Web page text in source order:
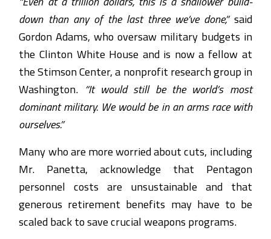
down than any of the last three we’ve done,”said
Gordon Adams, who oversaw military budgets in
the Clinton White House and is now a fellow at
the Stimson Center, a nonprofit research group in
Washington. “It would still be the world’s most
dominant military. We would be in an arms race with
ourselves.”
Many who are more worried about cuts, including
Mr. Panetta, acknowledge that Pentagon
personnel costs are unsustainable and that
generous retirement benefits may have to be
scaled back to save crucial weapons programs.